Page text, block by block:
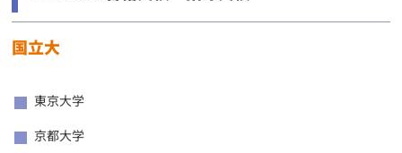
国立大
東京大学
京都大学